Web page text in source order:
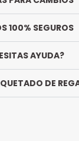
100% SEGUROS
AYUDA?
DE